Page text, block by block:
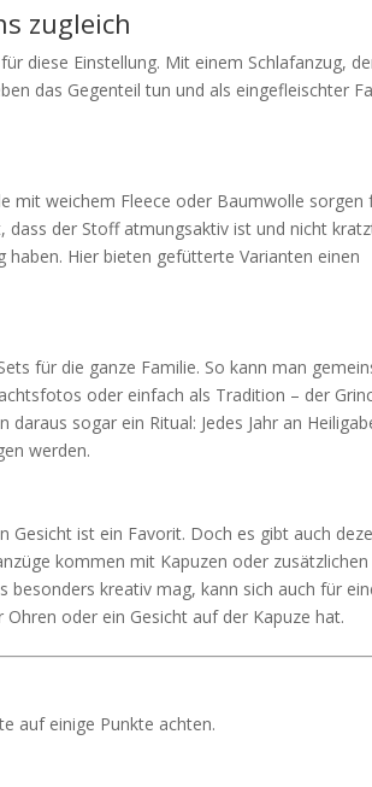
zugleich
diese Einstellung. Mit einem Schlafanzug,
das Gegenteil tun und als eingefleischter
mit weichem Fleece oder Baumwolle sorgen
dass der Stoff atmungsaktiv ist und nicht
Hier bieten gefütterte Varianten einen
für die ganze Familie. So kann man
oder einfach als Tradition – der
sogar ein Ritual: Jedes Jahr an
werden.
Gesicht ist ein Favorit. Doch es gibt auch
kommen mit Kapuzen oder zusätzlichen
besonders kreativ mag, kann sich auch für
oder ein Gesicht auf der Kapuze hat.
auf einige Punkte achten.